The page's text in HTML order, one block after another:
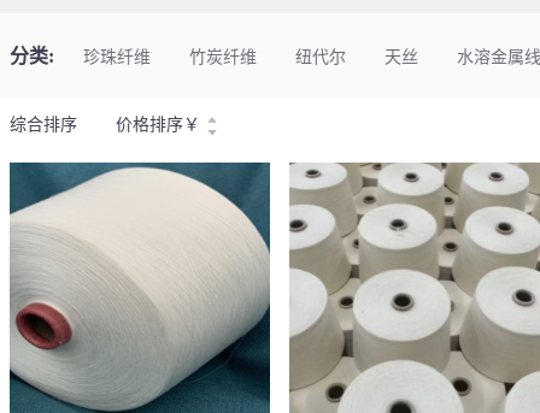
分类: 珍珠纤维 竹炭纤维 纽代尔 天丝 水溶金属线
综合排序 价格排序 ￥